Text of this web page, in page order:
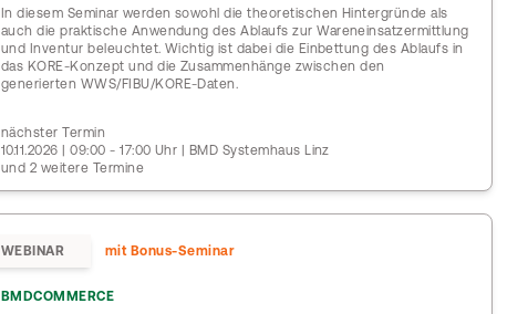
In diesem Seminar werden sowohl die theoretischen Hintergründe als
auch die praktische Anwendung des Ablaufs zur Wareneinsatzermittlung
und Inventur beleuchtet. Wichtig ist dabei die Einbettung des Ablaufs in
das KORE-Konzept und die Zusammenhänge zwischen den
generierten WWS/FIBU/KORE-Daten.
nächster Termin
10.11.2026 | 09:00 - 17:00 Uhr | BMD Systemhaus Linz
und 2 weitere Termine
WEBINAR mit Bonus-Seminar
BMDCOMMERCE